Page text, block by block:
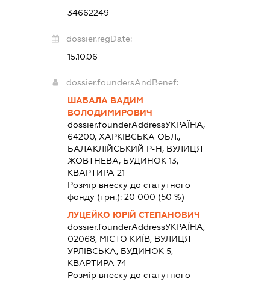
34662249
dossier.regDate:
15.10.06
dossier.foundersAndBenef:
ШАБАЛА ВАДИМ
ВОЛОДИМИРОВИЧ
dossier.founderAddressУКРАЇНА,
64200, ХАРКІВСЬКА ОБЛ.,
БАЛАКЛІЙСЬКИЙ Р-Н, ВУЛИЦЯ
ЖОВТНЕВА, БУДИНОК 13,
КВАРТИРА 21
Розмір внеску до статутного
фонду (грн.): 20 000 (50 %)
ЛУЦЕЙКО ЮРІЙ СТЕПАНОВИЧ
dossier.founderAddressУКРАЇНА,
02068, МІСТО КИЇВ, ВУЛИЦЯ
УРЛІВСЬКА, БУДИНОК 5,
КВАРТИРА 74
Розмір внеску до статутного